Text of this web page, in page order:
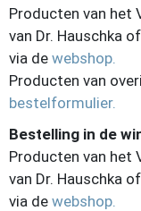
Producten van het
van Dr. Hauschka
via de webshop.
Producten van
bestelformulier.
Bestelling in de
Producten van het
van Dr. Hauschka
via de webshop.